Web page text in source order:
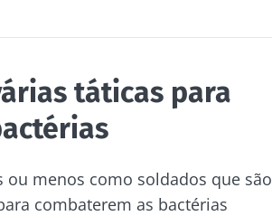
táticas para
ou menos como soldados que são
combaterem as bactérias